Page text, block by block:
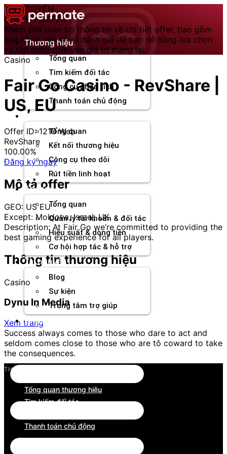
Chuyển
đến
nội
dungThương hiệu
Tổng quan
Tìm kiếm đối tác
Công cụ phân tích
Thanh toán chủ động
Đối tác
Tổng quan
Kết nối thương hiệu
Công cụ theo dõi
Rút tiền linh hoạt
Agency
Tổng quan
Quản lý tài khoản & đối tác
Hiệu suất & dòng tiền
Cơ hội hợp tác & hỗ trợ
Tài nguyên
Blog
Sự kiện
Trung tâm trợ giúp
Chương Trình Creator
TÀI NGUYÊN
CHI TIẾT OFFER
Khám phá toàn bộ thông tin về chi tiết offer, bao gồm
hoa hồng, mô tả và đánh giá để bạn dễ dàng lựa chọn
và tận dụng trọn vẹn giá trị mang lại.
Casino
Fair Go Casino - RevShare |
US, EU
Offer ID: 1210 Web
RevShare
100.00%
Đăng ký ngay
Mô tả offer
GEO: US EU
Except: Moldova, Israel, UK
Description: At Fair Go we’re committed to providing the
best gaming experience for all players.
Thông tin thương hiệu
Casino
Dynu In Media
Xem trang
Success always comes to those who dare to act and
seldom comes close to those who are tô coward to take
the consequences.
THƯƠNG HIỆU
Tổng quan thương hiệu
Tìm kiếm đối tác
Thanh toán chủ động